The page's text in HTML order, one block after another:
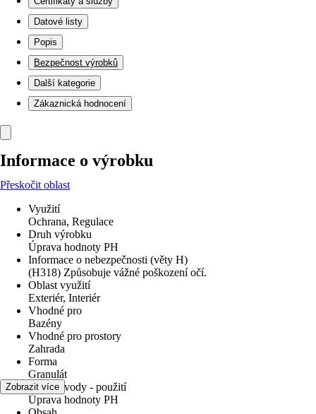
Datové listy
Popis
Bezpečnost výrobků
Další kategorie
Zákaznická hodnocení
Informace o výrobku
Přeskočit oblast
Využití
Ochrana, Regulace
Druh výrobku
Úprava hodnoty PH
Informace o nebezpečnosti (věty H)
(H318) Způsobuje vážné poškození očí.
Oblast využití
Exteriér, Interiér
Vhodné pro
Bazény
Vhodné pro prostory
Zahrada
Forma
Granulát
Úprava vody - použití
Úprava hodnoty PH
Zobrazit více